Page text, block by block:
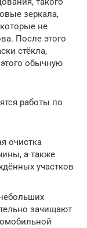
зеркала,
не
После этого
стёкла,
обычную
работы по
очистка
а также
участков
зачищают